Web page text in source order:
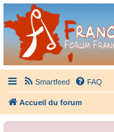
France
Didgeridoo et Guimbarde sur
Smartfeed FAQ
Accueil du forum